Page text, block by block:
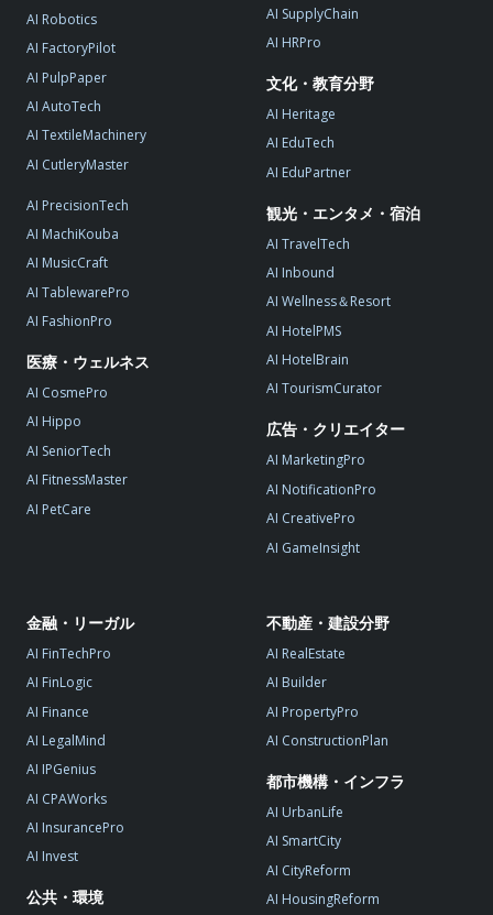
AI Robotics
AI FactoryPilot
AI PulpPaper
AI AutoTech
AI TextileMachinery
AI CutleryMaster
AI PrecisionTech
AI MachiKouba
AI MusicCraft
AI TablewarePro
AI FashionPro
医療・ウェルネス
AI CosmePro
AI Hippo
AI SeniorTech
AI FitnessMaster
AI PetCare
AI SupplyChain
AI HRPro
文化・教育分野
AI Heritage
AI EduTech
AI EduPartner
観光・エンタメ・宿泊
AI TravelTech
AI Inbound
AI Wellness＆Resort
AI HotelPMS
AI HotelBrain
AI TourismCurator
広告・クリエイター
AI MarketingPro
AI NotificationPro
AI CreativePro
AI GameInsight
金融・リーガル
AI FinTechPro
AI FinLogic
AI Finance
AI LegalMind
AI IPGenius
AI CPAWorks
AI InsurancePro
AI Invest
公共・環境
不動産・建設分野
AI RealEstate
AI Builder
AI PropertyPro
AI ConstructionPlan
都市機構・インフラ
AI UrbanLife
AI SmartCity
AI CityReform
AI HousingReform